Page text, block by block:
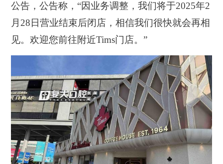
公告，公告称，“因业务调整，我们将于2025年2
月28日营业结束后闭店，相信我们很快就会再相
见。欢迎您前往附近Tims门店。”